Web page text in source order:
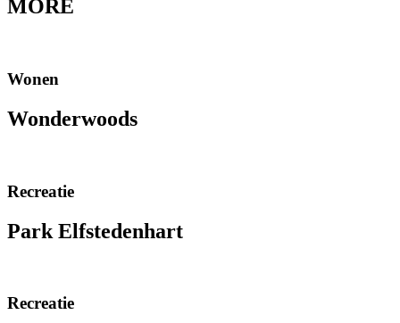
MORE
Wonen
Wonderwoods
Recreatie
Park Elfstedenhart
Recreatie